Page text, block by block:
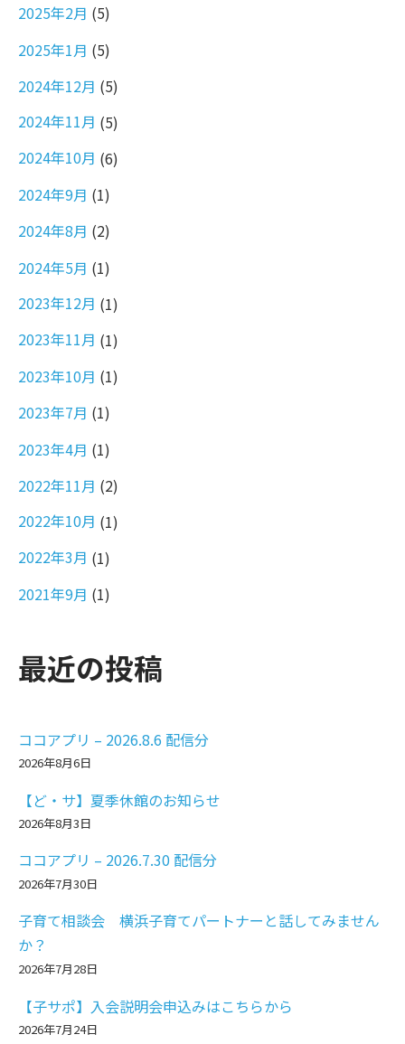
2025年2月 (5)
2025年1月 (5)
2024年12月 (5)
2024年11月 (5)
2024年10月 (6)
2024年9月 (1)
2024年8月 (2)
2024年5月 (1)
2023年12月 (1)
2023年11月 (1)
2023年10月 (1)
2023年7月 (1)
2023年4月 (1)
2022年11月 (2)
2022年10月 (1)
2022年3月 (1)
2021年9月 (1)
最近の投稿
ココアプリ – 2026.8.6 配信分
2026年8月6日
【ど・サ】夏季休館のお知らせ
2026年8月3日
ココアプリ – 2026.7.30 配信分
2026年7月30日
子育て相談会 横浜子育てパートナーと話してみません
か？
2026年7月28日
【子サポ】入会説明会申込みはこちらから
2026年7月24日